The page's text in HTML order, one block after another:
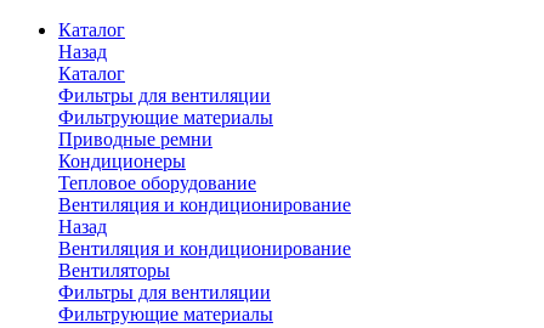
Каталог
Назад
Каталог
Фильтры для вентиляции
Фильтрующие материалы
Приводные ремни
Кондиционеры
Тепловое оборудование
Вентиляция и кондиционирование
Назад
Вентиляция и кондиционирование
Вентиляторы
Фильтры для вентиляции
Фильтрующие материалы